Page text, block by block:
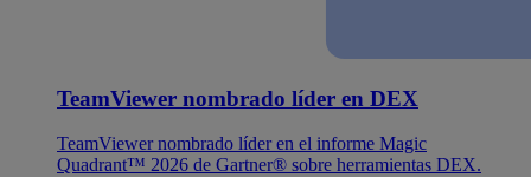
TeamViewer nombrado líder en DEX
TeamViewer nombrado líder en el informe Magic
Quadrant™ 2026 de Gartner® sobre herramientas DEX.